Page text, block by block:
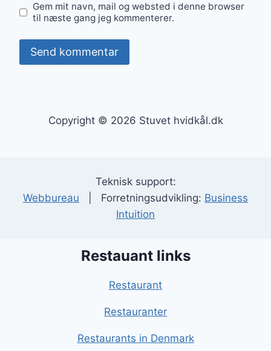
Gem mit navn, mail og websted i denne browser
til næste gang jeg kommenterer.
Copyright © 2026 Stuvet hvidkål.dk
Teknisk support:
Webbureau | Forretningsudvikling: Business
Intuition
Restauant links
Restaurant
Restauranter
Restaurants in Denmark